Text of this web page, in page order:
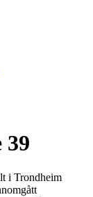
39
i Trondheim